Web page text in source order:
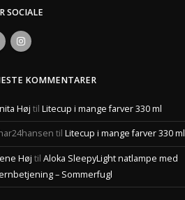
SOCIALE
KOMMENTARER
Høj til Litecup i mange farver 330 ml
til Litecup i mange farver 330 ml
Høj til Aloka SleepyLight natlampe med
– Sommerfugl